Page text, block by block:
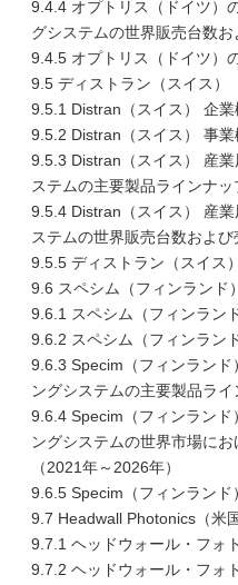
9.4.4 オプトリス（ドイツ）
グシステムの世界販売台数
9.4.5 オプトリス（ドイツ）
9.5 ディストラン（スイス）
9.5.1 Distran（スイス） 企業
9.5.2 Distran（スイス） 事業
9.5.3 Distran（スイス） 産
ステムの主要製品ラインナッ
9.5.4 Distran（スイス） 産
ステムの世界販売台数およ
9.5.5 ディストラン（スイス
9.6 スペシム（フィンランド）
9.6.1 スペシム（フィンラン
9.6.2 スペシム（フィンラン
9.6.3 Specim（フィンラン
ングシステムの主要製品ラ
9.6.4 Specim（フィンラン
ングシステムの世界市場に
（2021年～2026年）
9.6.5 Specim（フィンラン
9.7 Headwall Photonics（米国
9.7.1 ヘッドウォール・フォ
9.7.2 ヘッドウォール・フォ